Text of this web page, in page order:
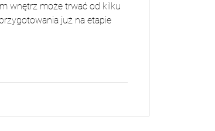
wnętrz może trwać od kilku
już na etapie